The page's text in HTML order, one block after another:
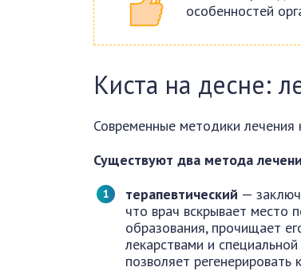
особенностей
Киста на десне:
Современные методики лечения
Существуют два метода
терапевтический —
что врач вскрывает место
образования, прочищает
лекарствами и
позволяет регенерировать